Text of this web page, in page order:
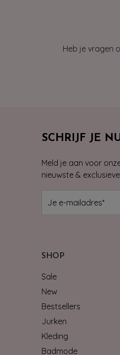
Heb je vragen
SCHRIJF JE
Meld je aan voor
nieuwste &
SHOP
Sale
New
Bestsellers
Jurken
Kleding
Badmode